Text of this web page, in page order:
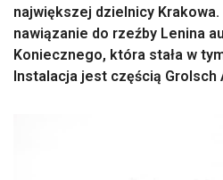
największej dzielnicy
nawiązanie do rzeźby Lenina
Koniecznego, która stała w
Instalacja jest częścią Grolsch